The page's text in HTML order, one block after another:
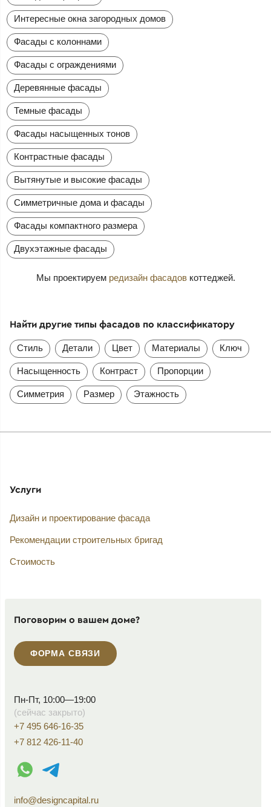
Интересные окна загородных домов
Фасады с колоннами
Фасады с ограждениями
Деревянные фасады
Темные фасады
Фасады насыщенных тонов
Контрастные фасады
Вытянутые и высокие фасады
Симметричные дома и фасады
Фасады компактного размера
Двухэтажные фасады
Мы проектируем редизайн фасадовкоттеджей.
Найти другие типы фасадов по классификатору
Стиль Детали Цвет Материалы Ключ
Насыщенность Контраст Пропорции
Симметрия Размер Этажность
Услуги
Дизайн и проектирование фасада
Рекомендации строительных бригад
Стоимость
Поговорим о вашем доме?
ФОРМА СВЯЗИ
Пн-Пт, 10:00—19:00
(сейчас закрыто)
+7 495 646-16-35
+7 812 426-11-40
WhatsApp контакт
Telegram контакт
info@designcapital.ru